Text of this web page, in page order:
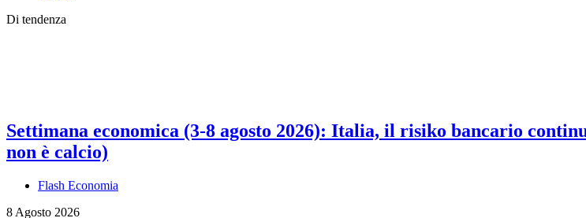
Di tendenza
Settimana economica (3-8 agosto 2026): Italia, il risiko bancario
non è calcio)
Flash Economia
8 Agosto 2026